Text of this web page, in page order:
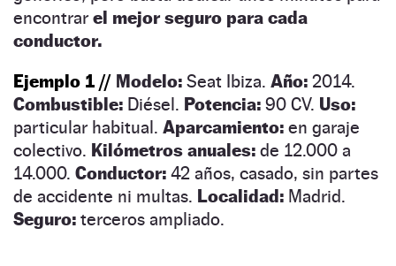
encontrar el mejor seguro para cada
conductor.
Ejemplo 1 // Modelo: Seat Ibiza. Año: 2014.
Combustible: Diésel. Potencia: 90 CV. Uso:
particular habitual. Aparcamiento: en garaje
colectivo. Kilómetros anuales: de 12.000 a
14.000. Conductor: 42 años, casado, sin partes
de accidente ni multas. Localidad: Madrid.
Seguro: terceros ampliado.